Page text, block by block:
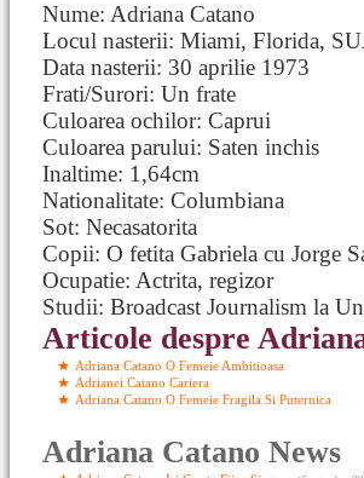
Nume: Adriana Catano
Locul nasterii: Miami, Florida,
Data nasterii: 30 aprilie 1973
Frati/Surori: Un frate
Culoarea ochilor: Caprui
Culoarea parului: Saten inchis
Inaltime: 1,64cm
Nationalitate: Columbiana
Sot: Necasatorita
Copii: O fetita Gabriela cu Jorge
Ocupatie: Actrita, regizor
Studii: Broadcast Journalism la
Articole despre
Adriana Catano O Femeie Ambitioasa
Adrianei Catano Cariera
Adriana Catano O Femeie Fragila Si Puternica
Adriana Catano News